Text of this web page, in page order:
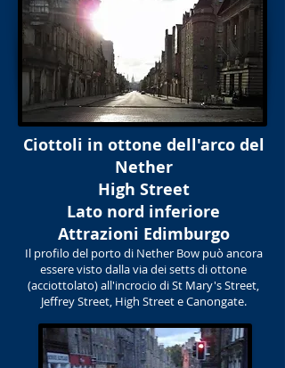
Ciottoli in ottone dell'arco del
Nether
High Street
Lato nord inferiore
Attrazioni Edimburgo
Il profilo del porto di Nether Bow può ancora
essere visto dalla via dei setts di ottone
(acciottolato) all'incrocio di St Mary's Street,
Jeffrey Street, High Street e Canongate.